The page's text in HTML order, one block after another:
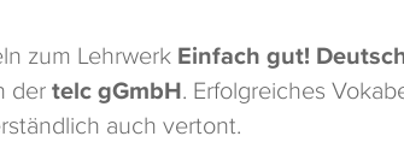
zum Lehrwerk Einfach gut!
dertelc gGmbH. Erfolgreiches
auch vertont.